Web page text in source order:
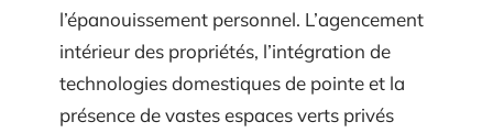
l’épanouissement personnel. L’agencement
intérieur des propriétés, l’intégration de
technologies domestiques de pointe et la
présence de vastes espaces verts privés